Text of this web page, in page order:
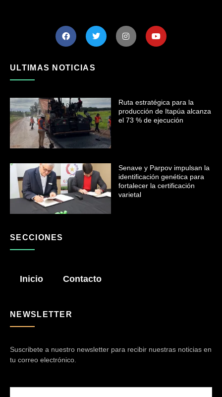
ULTIMAS NOTICIAS
Ruta estratégica para la
producción de Itapúa alcanza
el 73 % de ejecución
Senave y Parpov impulsan la
identificación genética para
fortalecer la certificación
varietal
SECCIONES
Inicio Contacto
NEWSLETTER
Suscribete a nuestro newsletter para recibir nuestras noticias en
tu correo electrónico.